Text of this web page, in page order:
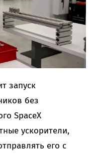
запуск
без
SpaceX
ускорители,
его с